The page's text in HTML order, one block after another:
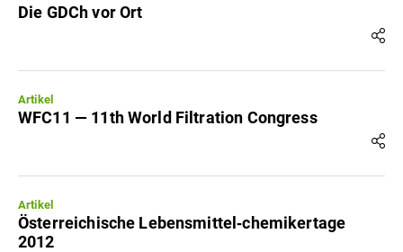
Die GDCh vor Ort
Artikel
WFC11 — 11th World Filtration Congress
Artikel
Österreichische Lebensmittel‐chemikertage
2012